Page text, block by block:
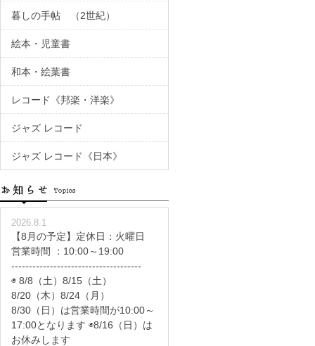
暮しの手帖 （2世紀）
絵本・児童書
和本・絵葉書
レコード《邦楽・洋楽》
ジャズ レコード
ジャズ レコード《日本》
2026.8.1
【8月の予定】定休日：火曜日
営業時間 ：10:00～19:00
-------------------------------------
◉ 8/8（土）8/15（土）
8/20（木）8/24（月）
8/30（日）は営業時間が10:00～
17:00となります ◉8/16（日）は
お休みします